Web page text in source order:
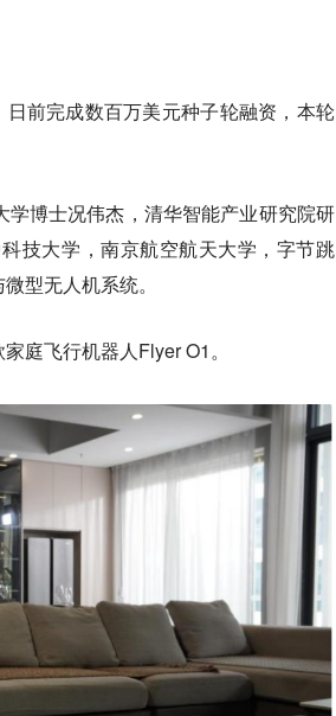
前完成数百万美元种子轮融资，本轮
博士况伟杰，清华智能产业研究院研
技大学，南京航空航天大学，字节跳
型无人机系统。
庭飞行机器人Flyer O1。